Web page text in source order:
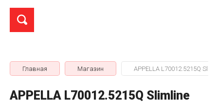
Главная Магазин APPELLA L70012.5215Q
APPELLA L70012.5215Q Slimline